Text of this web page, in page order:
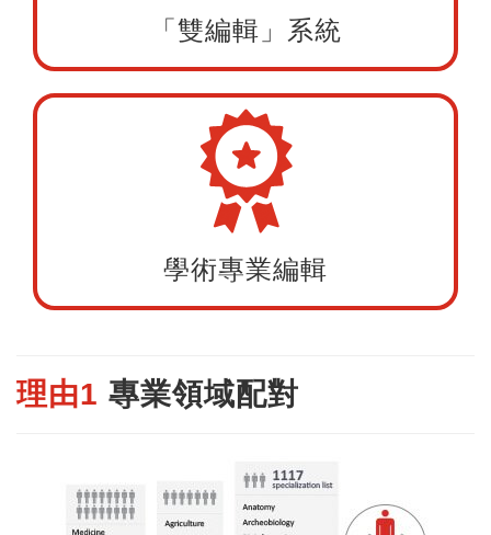
「雙編輯」系統
學術專業編輯
理由1 專業領域配對